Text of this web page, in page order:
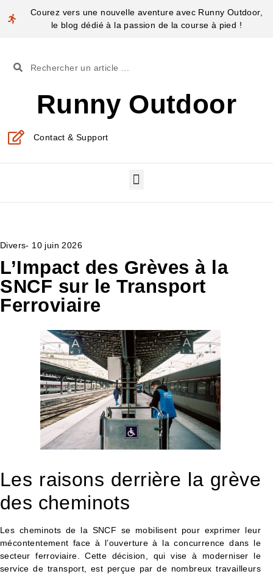
Courez vers une nouvelle aventure avec Runny Outdoor,
le blog dédié à la passion de la course à pied !
Runny Outdoor
Contact & Support
Divers- 10 juin 2026
L’Impact des Grèves à la
SNCF sur le Transport
Ferroviaire
Les raisons derrière la grève
des cheminots
Les cheminots de la SNCF se mobilisent pour exprimer leur
mécontentement face à l’ouverture à la concurrence dans le
secteur ferroviaire. Cette décision, qui vise à moderniser le
service de transport, est perçue par de nombreux travailleurs